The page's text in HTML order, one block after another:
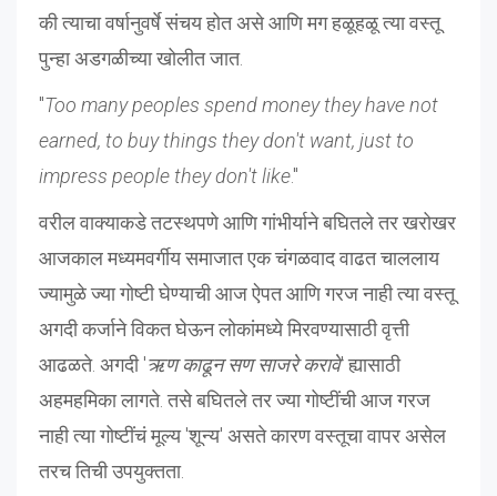
की त्याचा वर्षानुवर्षे संचय होत असे आणि मग हळूहळू त्या वस्तू
पुन्हा अडगळीच्या खोलीत जात.
"Too many peoples spend money they have not
earned, to buy things they don't want, just to
impress people they don't like."
वरील वाक्याकडे तटस्थपणे आणि गांभीर्याने बघितले तर खरोखर
आजकाल मध्यमवर्गीय समाजात एक चंगळवाद वाढत चाललाय
ज्यामुळे ज्या गोष्टी घेण्याची आज ऐपत आणि गरज नाही त्या वस्तू
अगदी कर्जाने विकत घेऊन लोकांमध्ये मिरवण्यासाठी वृत्ती
आढळते. अगदी 'ऋण काढून सण साजरे करावे' ह्यासाठी
अहमहमिका लागते. तसे बघितले तर ज्या गोष्टींची आज गरज
नाही त्या गोष्टींचं मूल्य 'शून्य' असते कारण वस्तूचा वापर असेल
तरच तिची उपयुक्तता.